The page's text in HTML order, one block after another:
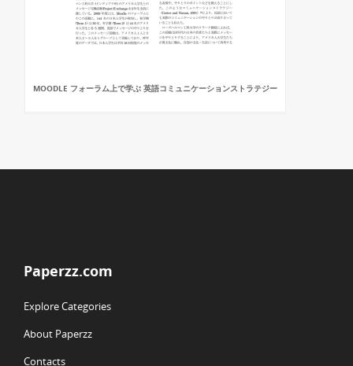
MOODLE フォーラム上で学ぶ 英語コミュニケーションストラテジー
Paperzz.com
Explore Categories
About Paperzz
Contacts